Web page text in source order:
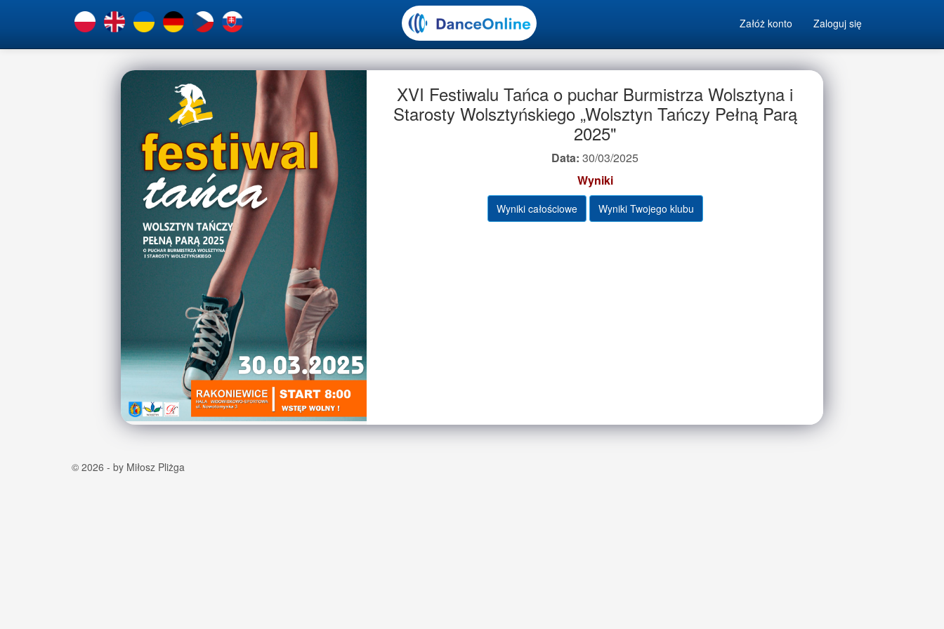
Załóż konto Zaloguj się
XVI Festiwalu Tańca o puchar Burmistrza Wolsztyna i
Starosty Wolsztyńskiego „Wolsztyn Tańczy Pełną Parą
2025"
Data: 30/03/2025
Wyniki
Wyniki całościowe Wyniki Twojego klubu
© 2026 - by Miłosz Pliżga